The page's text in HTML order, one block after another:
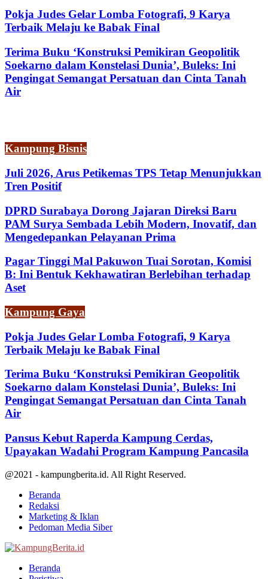
Pokja Judes Gelar Lomba Fotografi, 9 Karya
Terbaik Melaju ke Babak Final
Terima Buku ‘Konstruksi Pemikiran Geopolitik
Soekarno dalam Konstelasi Dunia’, Buleks: Ini
Pengingat Semangat Persatuan dan Cinta Tanah
Air
Kampung Bisnis
Juli 2026, Arus Petikemas TPS Tetap Menunjukkan
Tren Positif
DPRD Surabaya Dorong Jajaran Direksi Baru
PAM Surya Sembada Lebih Modern, Inovatif, dan
Mengedepankan Pelayanan Prima
Pagar Tinggi Mal Pakuwon Tuai Sorotan, Komisi
B: Ini Bentuk Kekhawatiran Berlebihan terhadap
Aset
Kampung Gaya
Pokja Judes Gelar Lomba Fotografi, 9 Karya
Terbaik Melaju ke Babak Final
Terima Buku ‘Konstruksi Pemikiran Geopolitik
Soekarno dalam Konstelasi Dunia’, Buleks: Ini
Pengingat Semangat Persatuan dan Cinta Tanah
Air
Pansus Kebut Raperda Kampung Cerdas,
Upayakan Wadahi Program Kampung Pancasila
@2021 - kampungberita.id. All Right Reserved.
Beranda
Redaksi
Marketing & Iklan
Pedoman Media Siber
Beranda